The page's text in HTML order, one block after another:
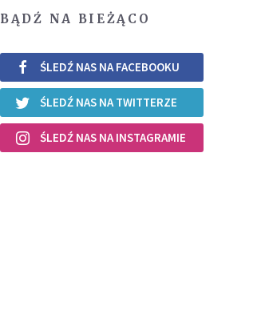
BĄDŹ NA BIEŻĄCO
ŚLEDŹ NAS NA FACEBOOKU
ŚLEDŹ NAS NA TWITTERZE
ŚLEDŹ NAS NA INSTAGRAMIE